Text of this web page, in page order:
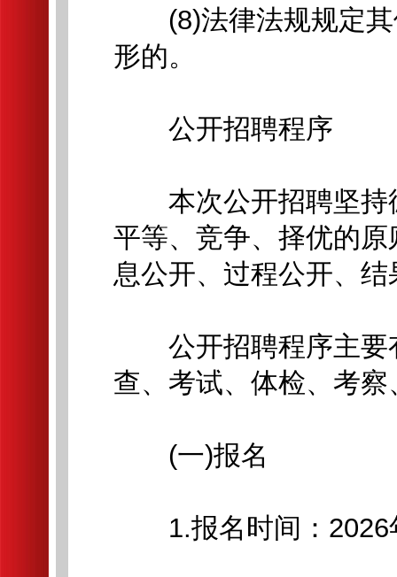
(8)法律法规规定其
形的。
公开招聘程序
本次公开招聘坚持
平等、竞争、择优的
息公开、过程公开、
公开招聘程序主要
查、考试、体检、考
(一)报名
1.报名时间：2026